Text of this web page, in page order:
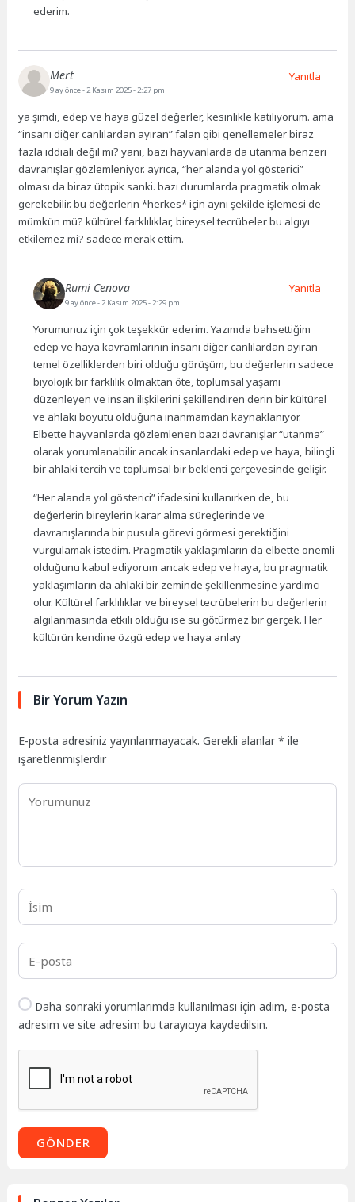
ederim.
Mert
9 ay önce- 2 Kasım 2025 - 2:27 pm
ya şimdi, edep ve haya güzel değerler, kesinlikle katılıyorum. ama
“insanı diğer canlılardan ayıran” falan gibi genellemeler biraz
fazla iddialı değil mi? yani, bazı hayvanlarda da utanma benzeri
davranışlar gözlemleniyor. ayrıca, “her alanda yol gösterici”
olması da biraz ütopik sanki. bazı durumlarda pragmatik olmak
gerekebilir. bu değerlerin *herkes* için aynı şekilde işlemesi de
mümkün mü? kültürel farklılıklar, bireysel tecrübeler bu algıyı
etkilemez mi? sadece merak ettim.
Yanıtla
Rumi Cenova
9 ay önce- 2 Kasım 2025 - 2:29 pm
Yorumunuz için çok teşekkür ederim. Yazımda bahsettiğim
edep ve haya kavramlarının insanı diğer canlılardan ayıran
temel özelliklerden biri olduğu görüşüm, bu değerlerin sadece
biyolojik bir farklılık olmaktan öte, toplumsal yaşamı
düzenleyen ve insan ilişkilerini şekillendiren derin bir kültürel
ve ahlaki boyutu olduğuna inanmamdan kaynaklanıyor.
Elbette hayvanlarda gözlemlenen bazı davranışlar “utanma”
olarak yorumlanabilir ancak insanlardaki edep ve haya, bilinçli
bir ahlaki tercih ve toplumsal bir beklenti çerçevesinde gelişir.
“Her alanda yol gösterici” ifadesini kullanırken de, bu
değerlerin bireylerin karar alma süreçlerinde ve
davranışlarında bir pusula görevi görmesi gerektiğini
vurgulamak istedim. Pragmatik yaklaşımların da elbette önemli
olduğunu kabul ediyorum ancak edep ve haya, bu pragmatik
yaklaşımların da ahlaki bir zeminde şekillenmesine yardımcı
olur. Kültürel farklılıklar ve bireysel tecrübelerin bu değerlerin
algılanmasında etkili olduğu ise su götürmez bir gerçek. Her
kültürün kendine özgü edep ve haya anlay
Yanıtla
Bir Yorum Yazın
E-posta adresiniz yayınlanmayacak. Gerekli alanlar* ile
işaretlenmişlerdir
Daha sonraki yorumlarımda kullanılması için adım, e-posta
adresim ve site adresim bu tarayıcıya kaydedilsin.
GÖNDER